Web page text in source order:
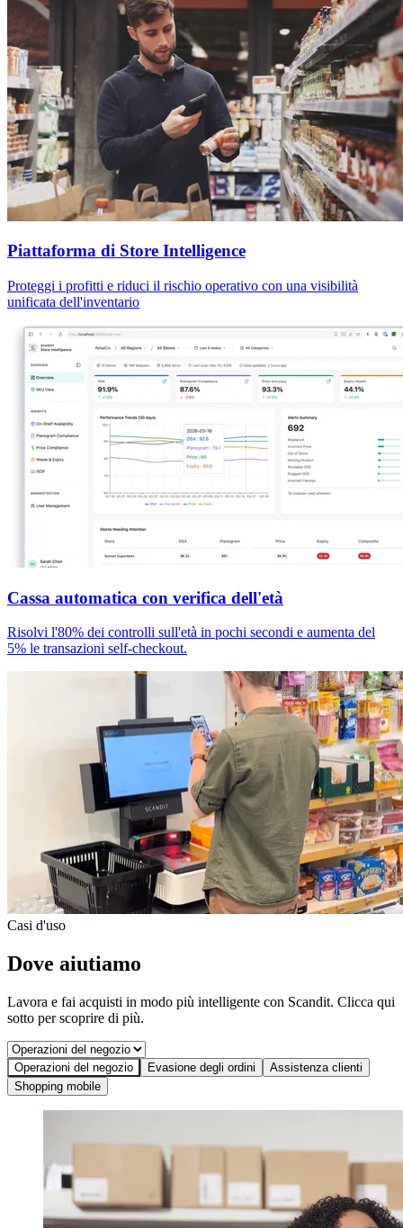
Piattaforma di Store Intelligence
Proteggi i profitti e riduci il rischio operativo con una visibilità
unificata dell'inventario
Cassa automatica con verifica dell'età
Risolvi l'80% dei controlli sull'età in pochi secondi e aumenta del
5% le transazioni self-checkout.
Casi d'uso
Dove aiutiamo
Lavora e fai acquisti in modo più intelligente con Scandit. Clicca qui
sotto per scoprire di più.
Operazioni del negozio Evasione degli ordini
Assistenza clienti
Shopping mobile